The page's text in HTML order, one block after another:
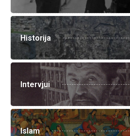
Historija
Intervjui
Islam